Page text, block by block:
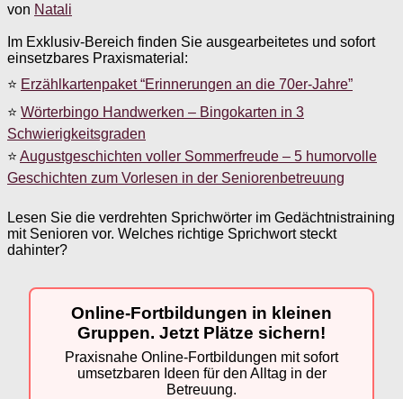
von Natali
Im Exklusiv-Bereich finden Sie ausgearbeitetes und sofort
einsetzbares Praxismaterial:
⭐ Erzählkartenpaket “Erinnerungen an die 70er-Jahre”
⭐ Wörterbingo Handwerken – Bingokarten in 3
Schwierigkeitsgraden
⭐ Augustgeschichten voller Sommerfreude – 5 humorvolle
Geschichten zum Vorlesen in der Seniorenbetreuung
Lesen Sie die verdrehten Sprichwörter im Gedächtnistraining
mit Senioren vor. Welches richtige Sprichwort steckt
dahinter?
Online-Fortbildungen in kleinen
Gruppen. Jetzt Plätze sichern!
Praxisnahe Online-Fortbildungen mit sofort
umsetzbaren Ideen für den Alltag in der
Betreuung.